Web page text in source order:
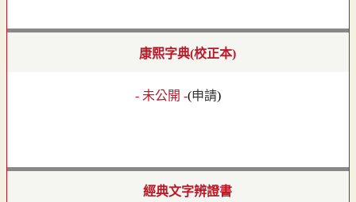
康熙字典(校正本)
- 未公開 -(申請)
經典文字辨證書